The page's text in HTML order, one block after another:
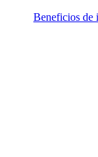
Beneficios de